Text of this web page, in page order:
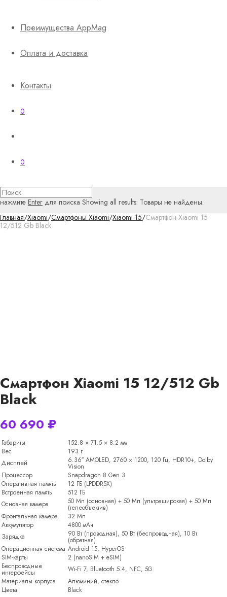
Преимущества AppMag
Оплата и доставка
Контакты
0
0
нажмите Enter для поиска Showing all results: Товары не найдены.
Главная/Xiaomi/Смартфоны Xiaomi/Xiaomi 15/Смартфон Xiaomi 15
12/512 Gb Black
Смартфон Xiaomi 15 12/512 Gb
Black
60 690 ₽
Габариты
152.8 × 71.5 × 8.2 мм
Вес
193 г
Дисплей
6.36″ AMOLED, 2760 × 1200, 120 Гц, HDR10+, Dolby
Vision
Процессор
Snapdragon 8 Gen 3
Оперативная память
12 ГБ (LPDDR5X)
Встроенная память
512 ГБ
Основная камера
50 Мп (основная) + 50 Мп (ультраширокая) + 50 Мп
(телеобъектив)
Фронтальная камера
32 Мп
Аккумулятор
4800 мАч
Зарядка
90 Вт (проводная), 50 Вт (беспроводная), 10 Вт
(обратная)
Операционная система Android 15, HyperOS
SIM-карты
2 (nanoSIM + eSIM)
Беспроводные
интерфейсы
Wi-Fi 7, Bluetooth 5.4, NFC, 5G
Материалы корпуса
Алюминий, стекло
Цвета
Black